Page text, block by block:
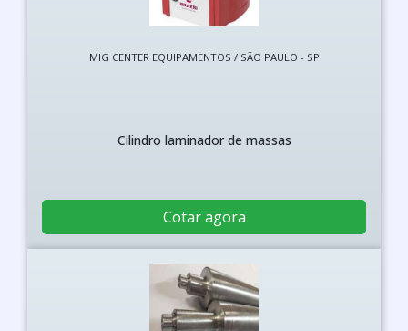
MIG CENTER EQUIPAMENTOS / SÃO PAULO - SP
Cilindro laminador de massas
Cotar agora